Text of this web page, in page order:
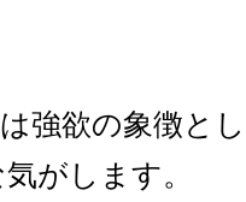
強欲の象徴と
がします。